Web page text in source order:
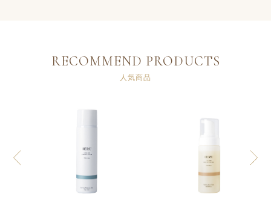
RECOMMEND PRODUCTS
人気商品